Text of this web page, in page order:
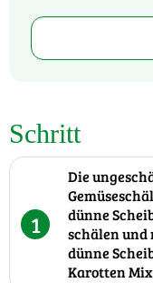
Schritt
1
Die
dünne
schälen und
dünne
Karotten